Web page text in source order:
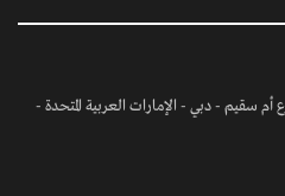
أم سقيم - دبي - الإمارات العربية المتحدة -